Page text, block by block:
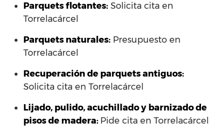
Parquets flotantes: Solicita cita en
Torrelacárcel
Parquets naturales: Presupuesto en
Torrelacárcel
Recuperación de parquets antiguos:
Solicita cita en Torrelacárcel
Lijado, pulido, acuchillado y barnizado de
pisos de madera: Pide cita en Torrelacárcel